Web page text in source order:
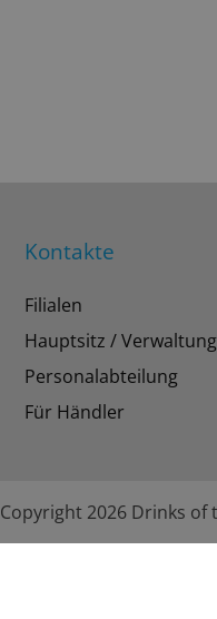
Kontakte
Filialen
Hauptsitz / Verwaltung
Personalabteilung
Für Händler
Copyright 2026 Drinks of